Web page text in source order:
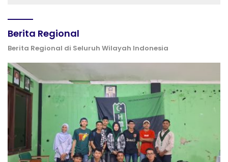
Berita Regional
Berita Regional di Seluruh Wilayah Indonesia